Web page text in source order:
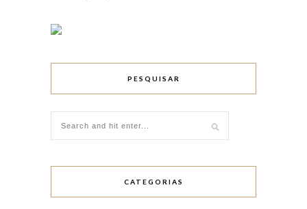
PESQUISAR
CATEGORIAS